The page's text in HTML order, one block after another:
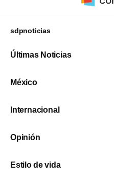
sdpnoticias
Últimas Noticias
México
Internacional
Opinión
Estilo de vida